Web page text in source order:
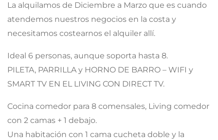
La alquilamos de Diciembre a Marzo que es cuando
atendemos nuestros negocios en la costa y
necesitamos costearnos el alquiler allí.
Ideal 6 personas, aunque soporta hasta 8.
PILETA, PARRILLA y HORNO DE BARRO – WIFI y
SMART TV EN EL LIVING CON DIRECT TV.
Cocina comedor para 8 comensales, Living comedor
con 2 camas + 1 debajo.
Una habitación con 1 cama cucheta doble y la